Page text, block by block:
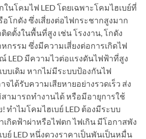
นโคมไฟ LED โดยเฉพาะโคมไฮเบย์ที่
โกดัง ซึ่งเสี่ยงต่อไฟกระชากสูงมาก
ดตั้งในพื้นที่สูง เช่น โรงงาน, โกดัง
กรรม ซึ่งมีความเสี่ยงต่อการเกิดไฟ
LED มีความไวต่อแรงดันไฟฟ้าที่สูง
บเดิม หากไม่มีระบบป้องกันไฟ
ได้รับความเสียหายอย่างรวดเร็ว ส่ง
ามารถทำงานได้ หรือมีอายุการใช้
! ทำไมโคมไฮเบย์ LED ต้องมีระบบ
เกิดฟ้าผ่าหรือไฟตก ไฟเกิน มีโอกาสพัง
บย์ LED หนึ่งดวงราคาเป็นพันเป็นหมื่น